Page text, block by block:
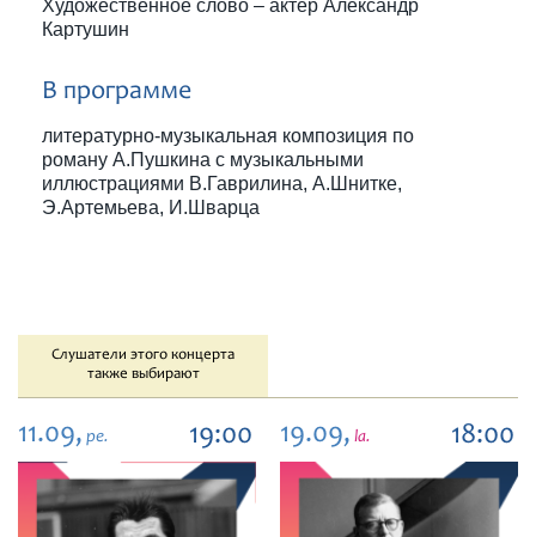
Художественное слово – актер Александр
Картушин
В программе
литературно-музыкальная композиция по
роману А.Пушкина с музыкальными
иллюстрациями В.Гаврилина, А.Шнитке,
Э.Артемьева, И.Шварца
Слушатели этого концерта
также выбирают
11.09, pe. 19:00 19.09, la. 18:00